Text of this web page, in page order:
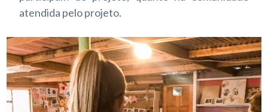
atendida pelo projeto.